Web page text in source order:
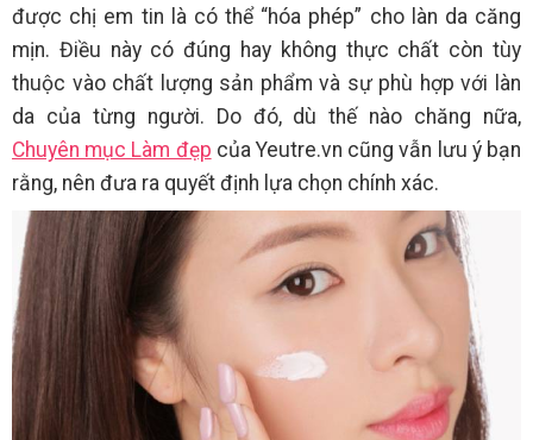
được chị em tin là có thể “hóa phép” cho làn da căng
mịn. Điều này có đúng hay không thực chất còn tùy
thuộc vào chất lượng sản phẩm và sự phù hợp với làn
da của từng người. Do đó, dù thế nào chăng nữa,
Chuyên mục Làm đẹp của Yeutre.vn cũng vẫn lưu ý bạn
rằng, nên đưa ra quyết định lựa chọn chính xác.